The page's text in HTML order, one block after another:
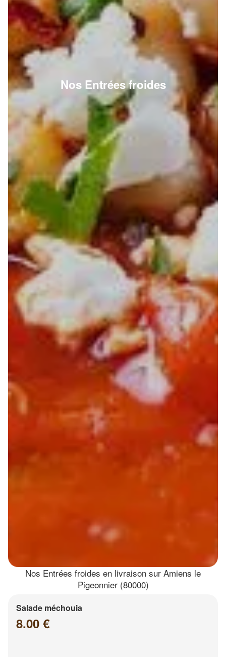
Nos Entrées froides
Nos Entrées froides en livraison sur Amiens le
Pigeonnier (80000)
Salade méchouia
8.00 €